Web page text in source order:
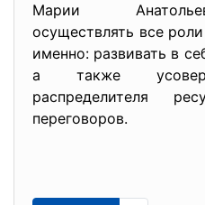
Марии
осуществлять все
именно: развивать в
а также
распределителя
переговоров.